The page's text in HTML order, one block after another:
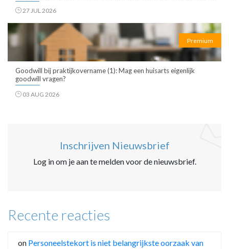
27 JUL 2026
Premium
Goodwill bij praktijkovername (1): Mag een huisarts eigenlijk
goodwill vragen?
03 AUG 2026
Inschrijven Nieuwsbrief
Log in om je aan te melden voor de nieuwsbrief.
Recente reacties
on Personeelstekort is niet belangrijkste oorzaak van